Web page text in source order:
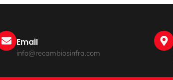
Email
info@recambiosinfra.com